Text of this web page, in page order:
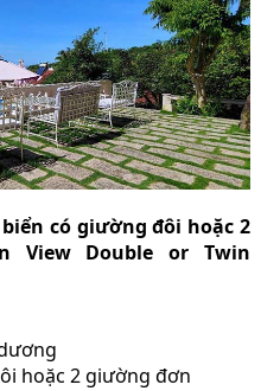
có giường đôi hoặc 2
View Double or Twin
hoặc 2 giường đơn